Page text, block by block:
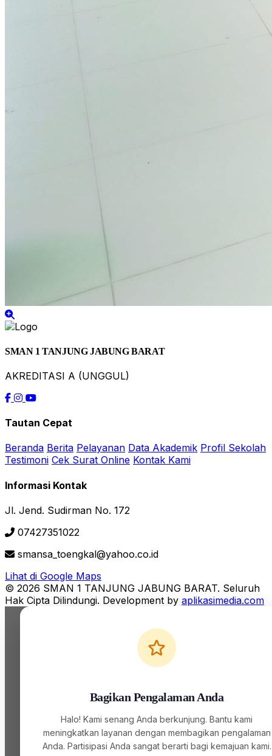
SMAN 1 TANJUNG JABUNG BARAT
AKREDITASI A (UNGGUL)
Tautan Cepat
Beranda Berita Pelayanan Data Akademik Profil Sekolah
Testimoni Cek Surat Online Kontak Kami
Informasi Kontak
Jl. Jend. Sudirman No. 172
07427351022
smansa_toengkal@yahoo.co.id
Lihat di Google Maps
© 2026 SMAN 1 TANJUNG JABUNG BARAT. Seluruh
Hak Cipta Dilindungi. Development by aplikasimedia.com
Bagikan Pengalaman Anda
Halo! Kami senang Anda berkunjung. Bantu kami
meningkatkan layanan dengan membagikan pengalaman
Anda. Partisipasi Anda sangat berarti bagi kemajuan kami.